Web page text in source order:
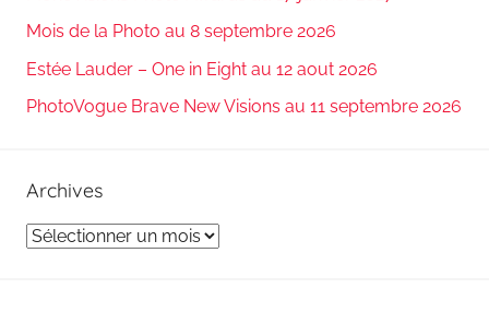
Mois de la Photo au 8 septembre 2026
Estée Lauder – One in Eight au 12 aout 2026
PhotoVogue Brave New Visions au 11 septembre 2026
Archives
Archives